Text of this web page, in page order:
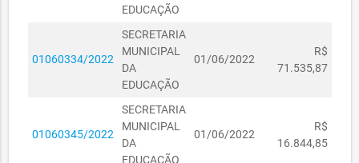
EDUCAÇÃO
01060334/2022
SECRETARIA
MUNICIPAL
DA
EDUCAÇÃO
01/06/2022
R$
71.535,87
01060345/2022
SECRETARIA
MUNICIPAL
DA
EDUCAÇÃO
01/06/2022
R$
16.844,85